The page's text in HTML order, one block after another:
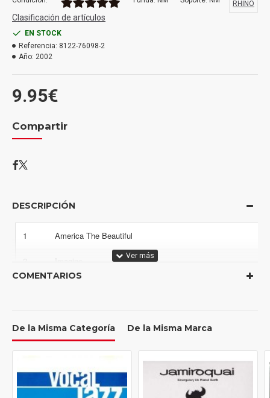
9.95€
Clasificación de artículos
EN STOCK
Referencia: 8122-76098-2
Año: 2002
RHINO
Compartir
DESCRIPCIÓN
1 America The Beautiful
Imagine
5 Over The Rainbow
7 Ol' Man River
COMENTARIOS
De la Misma Categoría De la Misma Marca